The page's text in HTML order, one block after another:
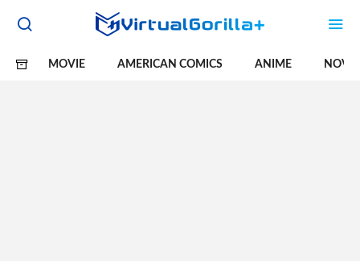
MOVIE AMERICAN COMICS ANIME